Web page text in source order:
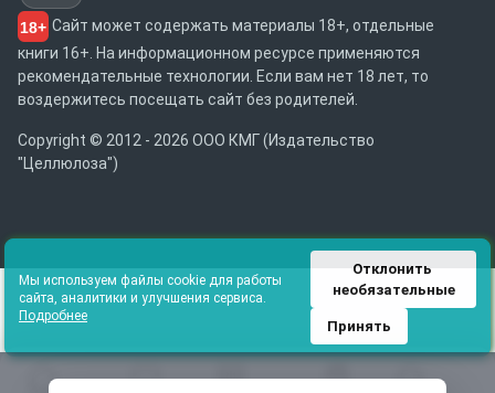
18+ Сайт может содержать материалы 18+, отдельные
книги 16+. На информационном ресурсе применяются
рекомендательные технологии. Если вам нет 18 лет, то
воздержитесь посещать сайт без родителей.
Copyright © 2012 - 2026 ООО КМГ (Издательство
"Целлюлоза")
Мы используем файлы cookie для работы
сайта, аналитики и улучшения сервиса.
Подробнее
Отклонить
необязательные
Принять